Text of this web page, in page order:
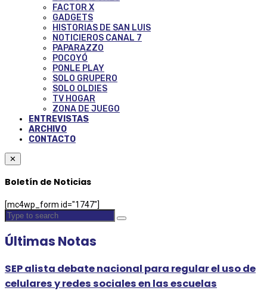
FACTOR X
GADGETS
HISTORIAS DE SAN LUIS
NOTICIEROS CANAL 7
PAPARAZZO
POCOYÓ
PONLE PLAY
SOLO GRUPERO
SOLO OLDIES
TV HOGAR
ZONA DE JUEGO
ENTREVISTAS
ARCHIVO
CONTACTO
✕
Boletín de Noticias
[mc4wp_form id="1747"]
Últimas Notas
SEP alista debate nacional para regular el uso de
celulares y redes sociales en las escuelas